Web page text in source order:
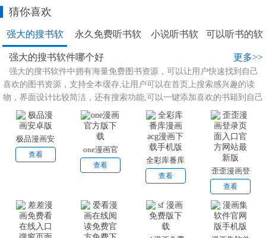
猜你喜欢
强大的搜书软
件哪个好
永久免费听书软
件有哪些
小说听书软 可以听书的软
件合集
强大的搜书软件哪个好 更多>>
强大的搜书软件中拥有海量免费图书资源，可以让用户快速找到自己
喜欢的图书资源，支持全本缓存,让用户可以在首页上搜索感兴趣的读
物，界面设计比较简洁，还有搜索功能,可以一键添加喜欢的书籍到自己
的书架上，直接阅读，软件内没有广告打扰。
极品漫画安
卓版
查看
one漫画官
方版下载
查看
全彩库番库
漫画acg漫
版
查看
歪歪漫画登
录页面入口
官方网站最
新版
查看